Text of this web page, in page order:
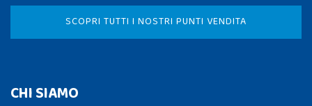
SCOPRI TUTTI I NOSTRI PUNTI VENDITA
CHI SIAMO